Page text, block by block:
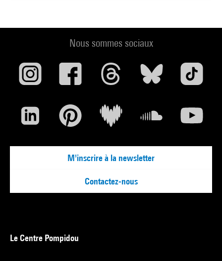
Nous sommes sociaux
M'inscrire à la newsletter
Contactez-nous
Le Centre Pompidou